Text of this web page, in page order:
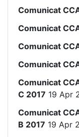
Comunicat
Comunicat
Comunicat
Comunicat
Comunicat
C 2017 19 Apr
Comunicat
B 2017 19 Apr